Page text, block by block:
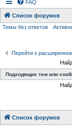
FAQ
Список форумов
Темы без ответов
Перейти к
Подходящих тем или
Список форумов